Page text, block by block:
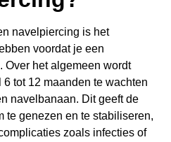
navelpiercing is het
voordat je een
Over het algemeen wordt
tot 12 maanden te wachten
navelbanaan. Dit geeft de
te genezen en te stabiliseren,
zoals infecties of